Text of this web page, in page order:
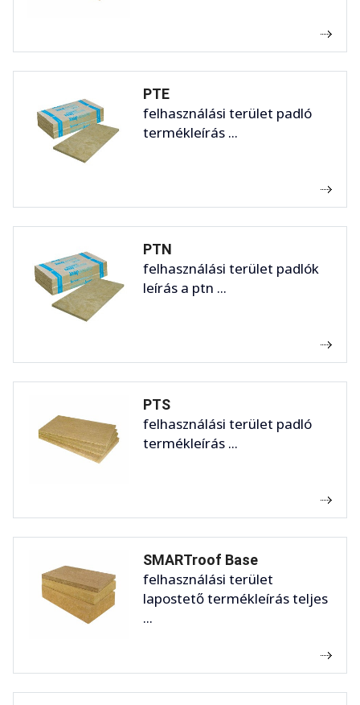
PTE
felhasználási terület padló
termékleírás ...
PTN
felhasználási terület padlók
leírás a ptn ...
PTS
felhasználási terület padló
termékleírás ...
SMARTroof Base
felhasználási terület
lapostető termékleírás teljes
...